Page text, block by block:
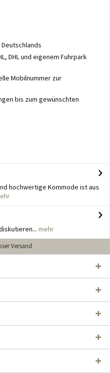
DHL und eigenem Fuhrpark
Mobilnummer zur
bis zum gewünschten
hochwertige Kommode ist aus
mehr
Versand